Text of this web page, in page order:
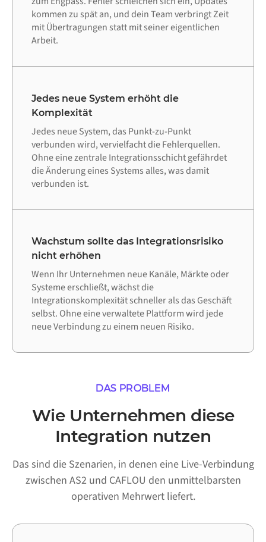
kommen zu spät an, und dein Team verbringt Zeit
mit Übertragungen statt mit seiner eigentlichen
Arbeit.
Jedes neue System erhöht die
Komplexität
Jedes neue System, das Punkt-zu-Punkt
verbunden wird, vervielfacht die Fehlerquellen.
Ohne eine zentrale Integrationsschicht gefährdet
die Änderung eines Systems alles, was damit
verbunden ist.
Wachstum sollte das Integrationsrisiko
nicht erhöhen
Wenn Ihr Unternehmen neue Kanäle, Märkte oder
Systeme erschließt, wächst die
Integrationskomplexität schneller als das Geschäft
selbst. Ohne eine verwaltete Plattform wird jede
neue Verbindung zu einem neuen Risiko.
DAS PROBLEM
Wie Unternehmen diese
Integration nutzen
Das sind die Szenarien, in denen eine Live-Verbindung
zwischen AS2 und CAFLOU den unmittelbarsten
operativen Mehrwert liefert.